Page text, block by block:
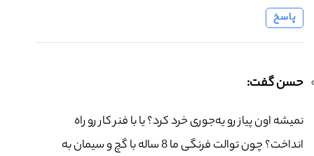
پاسخ
حسن گفت:
نمیشه اون پیاز رو یه‌جوری خرد کرد؟ یا با فنر کار رو راه
انداخت؟ چون توالت فرنگی ما 8 ساله با گچ و سیمان به